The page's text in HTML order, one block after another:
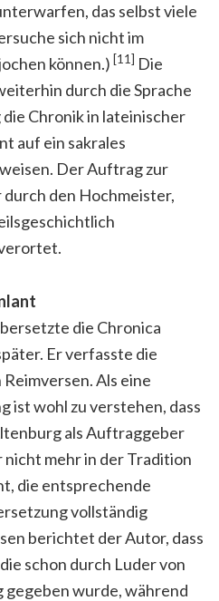
das selbst viele
sich nicht im
können.) [11] Die
durch die Sprache
Chronik in lateinischer
auf ein sakrales
Der Auftrag zur
den Hochmeister,
die Chronica
Er verfasste die
Als eine
ist wohl zu verstehen, dass
als Auftraggeber
nicht mehr in der Tradition
die entsprechende
vollständig
berichtet der Autor, dass
schon durch Luder von
wurde, während